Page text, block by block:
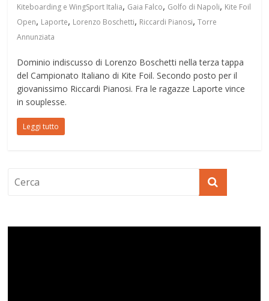
Kiteboarding e WingSport Italia, Gaia Falco, Golfo di Napoli, Kite Foil
Open, Laporte, Lorenzo Boschetti, Riccardi Pianosi,Torre
Annunziata
Dominio indiscusso di Lorenzo Boschetti nella terza tappa
del Campionato Italiano di Kite Foil. Secondo posto per il
giovanissimo Riccardi Pianosi. Fra le ragazze Laporte vince
in souplesse.
Leggi tutto